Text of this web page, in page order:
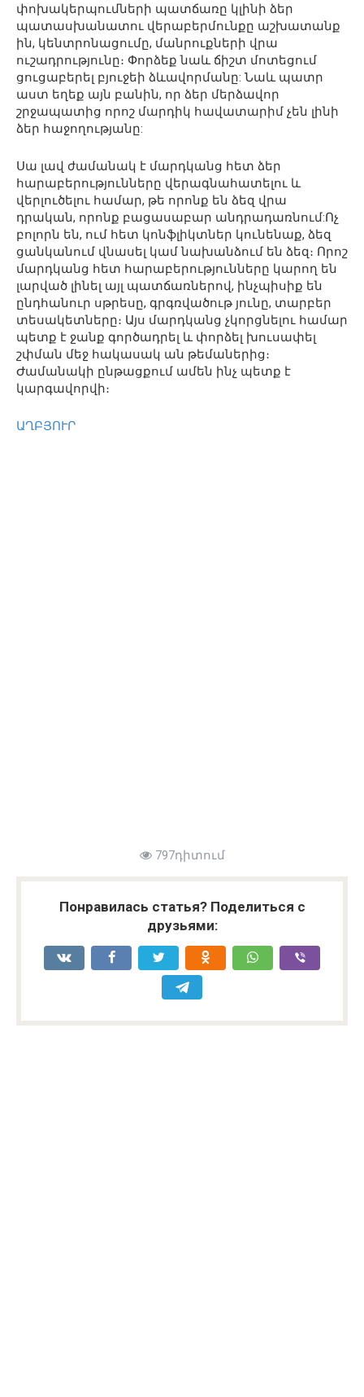
փոխակերպումների պատճառը կլինի ձեր
պատասխանատու վերաբերմունքը աշխատանք
ին, կենտրոնացումը, մանրուքների վրա
ուշադրությունը։ Փորձեք նաև ճիշտ մոտեցում
ցուցաբերել բյուջեի ձևավորմանը: Նաև պատր
աստ եղեք այն բանին, որ ձեր մերձավոր
շրջապատից որոշ մարդիկ հավատարիմ չեն լինի
ձեր հաջողությանը:
Սա լավ ժամանակ է մարդկանց հետ ձեր
հարաբերությունները վերագնահատելու և
վերլուծելու համար, թե որոնք են ձեզ վրա
դրական, որոնք բացասաբար անդրադառնում:Ոչ
բոլորն են, ում հետ կոնֆլիկտներ կունենաք, ձեզ
ցանկանում վնասել կամ նախանձում են ձեզ։ Որոշ
մարդկանց հետ հարաբերությունները կարող են
լարված լինել այլ պատճառներով, ինչպիսիք են
ընդհանուր սթրեսը, գրգռվածութ յունը, տարբեր
տեսակետները։ Այս մարդկանց չկորցնելու համար
պետք է ջանք գործադրել և փորձել խուսափել
շփման մեջ հակասակ ան թեմաներից։
Ժամանակի ընթացքում ամեն ինչ պետք է
կարգավորվի։
ԱՂԲՅՈՒՐ
797դիտում
Понравилась статья? Поделиться с
друзьями: